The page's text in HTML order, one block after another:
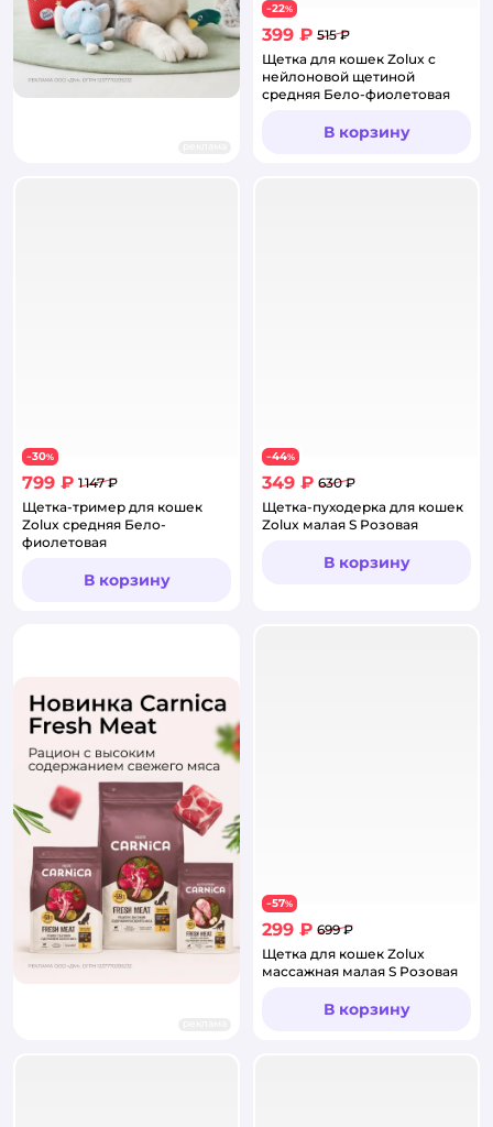
−22%
399 ₽ 515 ₽
Щетка для кошек Zolux с
нейлоновой щетиной
средняя Бело-фиолетовая
В корзину
−30%
799 ₽ 1 147 ₽
Щетка-тример для кошек
Zolux средняя Бело-
фиолетовая
В корзину
−44%
349 ₽ 630 ₽
Щетка-пуходерка для кошек
Zolux малая S Розовая
В корзину
−57%
299 ₽ 699 ₽
Щетка для кошек Zolux
массажная малая S Розовая
В корзину